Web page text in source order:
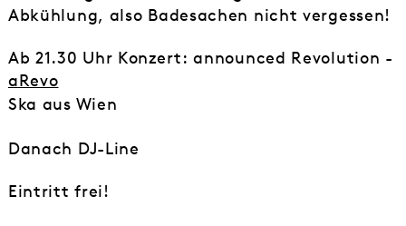
Abkühlung, also Badesachen nicht vergessen!
Ab 21.30 Uhr Konzert: announced Revolution -
aRevo
Ska aus Wien
Danach DJ-Line
Eintritt frei!